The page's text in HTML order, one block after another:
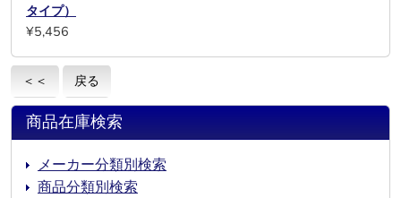
タイプ）
¥5,456
＜＜ 戻る
商品在庫検索
メーカー分類別検索
商品分類別検索